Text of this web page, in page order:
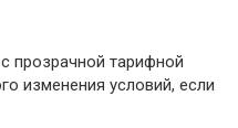
прозрачной тарифной
изменения условий, если